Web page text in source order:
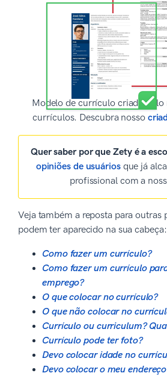
Modelo de currículo criado pelo
currículos. Descubra nosso
Quer saber por que Zety é a
opiniões de usuáriosque já
profissional com a
Veja também a reposta para outras
podem ter aparecido na sua cabeça:
Como fazer um currículo?
Como fazer um currículo
emprego?
O que colocar no currículo?
O que não colocar no
Currículo ou curriculum?
Currículo pode ter foto?
Devo colocar idade no
Devo colocar o meu